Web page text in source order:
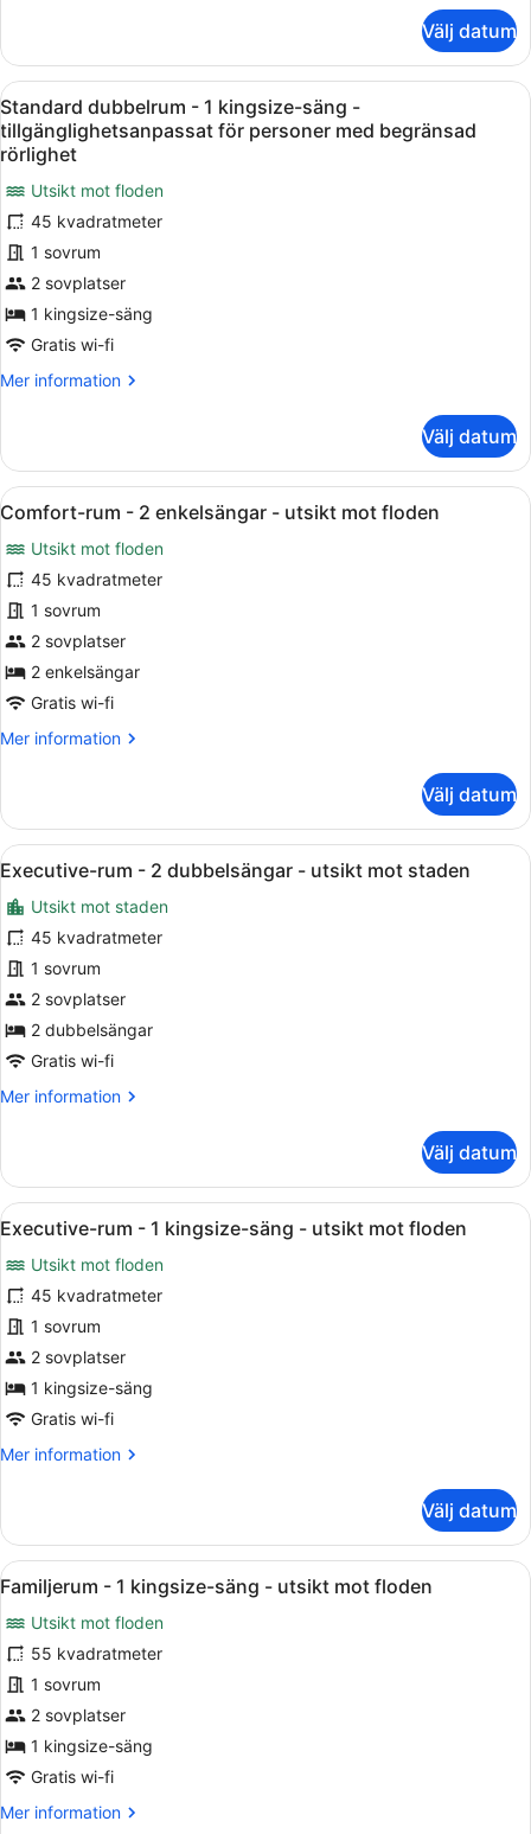
Presidential
flera
sängar
Välj datum
Öppna
alla
foton
Standard
dubbelrum
-
1
kingsize-
säng
tillgänglighetsanpassat
med
begränsad
rörlighet
Ett hotellrum med två sängar, ett
5
Standard dubbelrum - 1 kingsize-säng -
tillgänglighetsanpassat för personer med begränsad
rörlighet
Utsikt mot floden
45 kvadratmeter
1 sovrum
2 sovplatser
1 kingsize-säng
Gratis wi-fi
Mer information
Mer
dubbelrum
1
säng
tillgänglighetsanpassat
för
personer
begränsad
rörlighet
Välj datum
Öppna
alla
foton
för
Comfort-
rum
-
2
enkelsängar
-
floden
Ett modernt hotellrum med två
5
Comfort-rum - 2 enkelsängar - utsikt mot floden
Utsikt mot floden
45 kvadratmeter
1 sovrum
2 sovplatser
2 enkelsängar
Gratis wi-fi
Mer information
Mer
rum
2
utsikt
mot
floden
Välj datum
Öppna
alla
foton
för
Executive-
rum
-
2
dubbelsängar
-
staden
Ett hotellrum med två sängar, ett
5
Executive-rum - 2 dubbelsängar - utsikt mot staden
Utsikt mot staden
45 kvadratmeter
1 sovrum
2 sovplatser
2 dubbelsängar
Gratis wi-fi
Mer information
Mer
rum
2
utsikt
mot
staden
Välj datum
Öppna
alla
foton
för
Executive-
rum
-
kingsize-
säng
mot
floden
Ett modernt hotellrum med en
9
Executive-rum - 1 kingsize-säng - utsikt mot floden
Utsikt mot floden
45 kvadratmeter
1 sovrum
2 sovplatser
1 kingsize-säng
Gratis wi-fi
Mer information
Mer
rum
1
kingsize-
säng
utsikt
mot
floden
Välj datum
Öppna
alla
foton
för
Familjerum
-
1
kingsize-
säng
-
Ett modernt hotellrum med ett
6
Familjerum - 1 kingsize-säng - utsikt mot floden
Utsikt mot floden
55 kvadratmeter
1 sovrum
2 sovplatser
1 kingsize-säng
Gratis wi-fi
Mer information
Mer